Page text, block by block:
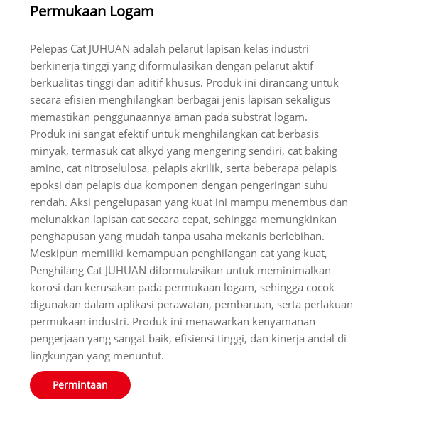
Permukaan Logam
Pelepas Cat JUHUAN adalah pelarut lapisan kelas industri
berkinerja tinggi yang diformulasikan dengan pelarut aktif
berkualitas tinggi dan aditif khusus. Produk ini dirancang untuk
secara efisien menghilangkan berbagai jenis lapisan sekaligus
memastikan penggunaannya aman pada substrat logam.
Produk ini sangat efektif untuk menghilangkan cat berbasis
minyak, termasuk cat alkyd yang mengering sendiri, cat baking
amino, cat nitroselulosa, pelapis akrilik, serta beberapa pelapis
epoksi dan pelapis dua komponen dengan pengeringan suhu
rendah. Aksi pengelupasan yang kuat ini mampu menembus dan
melunakkan lapisan cat secara cepat, sehingga memungkinkan
penghapusan yang mudah tanpa usaha mekanis berlebihan.
Meskipun memiliki kemampuan penghilangan cat yang kuat,
Penghilang Cat JUHUAN diformulasikan untuk meminimalkan
korosi dan kerusakan pada permukaan logam, sehingga cocok
digunakan dalam aplikasi perawatan, pembaruan, serta perlakuan
permukaan industri. Produk ini menawarkan kenyamanan
pengerjaan yang sangat baik, efisiensi tinggi, dan kinerja andal di
lingkungan yang menuntut.
Permintaan